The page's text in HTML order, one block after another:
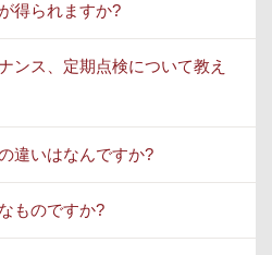
得られますか?
ンス、定期点検について教え
違いはなんですか?
ものですか?